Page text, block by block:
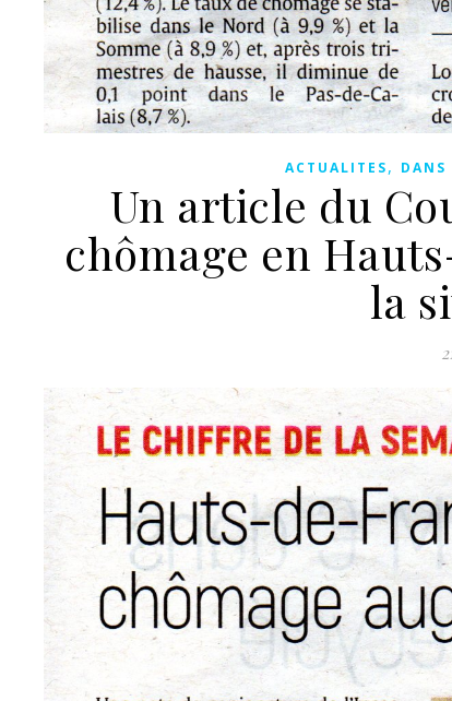
ACTUALITES, DANS
Un article du
chômage en
la